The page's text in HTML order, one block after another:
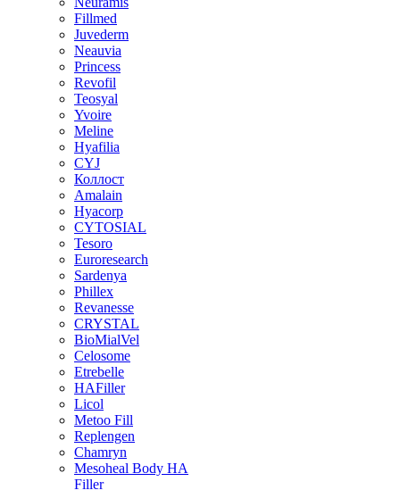
Fillmed
Juvederm
Neauvia
Princess
Revofil
Teosyal
Yvoire
Meline
Hyafilia
CYJ
Коллост
Amalain
Hyacorp
CYTOSIAL
Tesoro
Euroresearch
Sardenya
Phillex
Revanesse
CRYSTAL
BioMialVel
Celosome
Etrebelle
HAFiller
Licol
Metoo Fill
Replengen
Chamryn
Mesoheal Body HA
Filler